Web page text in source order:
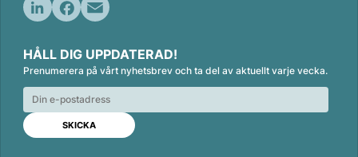
n
k
e
d
n
c
e
b
o
o
k
a
i
l
HÅLL DIG UPPDATERAD!
Prenumerera på vårt nyhetsbrev och ta del av aktuellt varje vecka.